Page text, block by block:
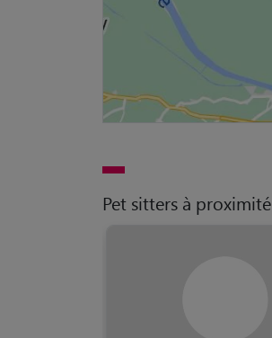
Pet sitters à proximité